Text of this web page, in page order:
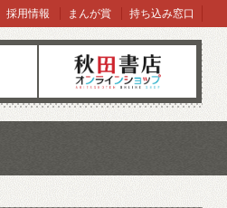
オンラインショップ
採用情報 まんが賞 持ち込み窓口